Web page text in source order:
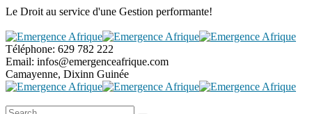
Le Droit au service d'une Gestion performante!
Téléphone: 629 782 222
Email: infos@emergenceafrique.com
Camayenne, Dixinn Guinée